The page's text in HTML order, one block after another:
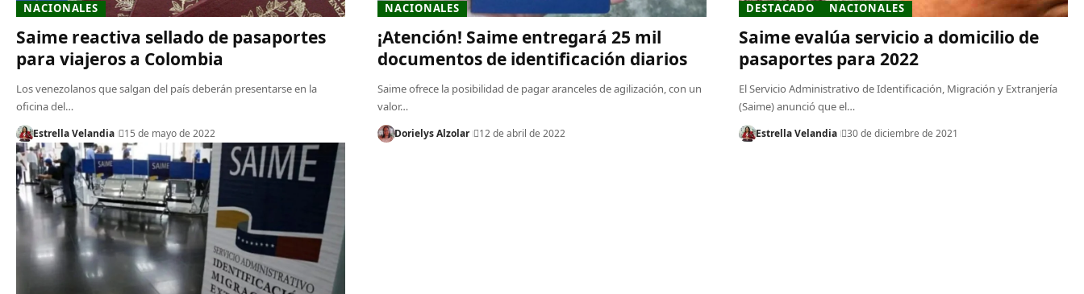
NACIONALES
Saime reactiva sellado de pasaportes
para viajeros a Colombia
Los venezolanos que salgan del país deberán presentarse en la
oficina del…
Estrella Velandia 15 de mayo de 2022
NACIONALES
¡Atención! Saime entregará 25 mil
documentos de identificación diarios
Saime ofrece la posibilidad de pagar aranceles de agilización, con un
valor…
Dorielys Alzolar 12 de abril de 2022
DESTACADO NACIONALES
Saime evalúa servicio a domicilio de
pasaportes para 2022
El Servicio Administrativo de Identificación, Migración y Extranjería
(Saime) anunció que el…
Estrella Velandia 30 de diciembre de 2021